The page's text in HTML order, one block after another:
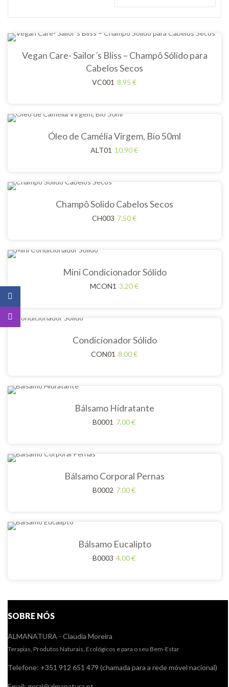
Vegan Care- Sailor´s Bliss – Champô Sólido para
Cabelos Secos
VC001 8.95 €
Óleo de Camélia Virgem, Bio 50ml
ALT01 10.90€
Champô Solido Cabelos Secos
CH003 7.50€
Mini Condicionador Sólido
MCON1 3.20€
Condicionador Sólido
CON01 8.00€
Bálsamo Hidratante
B0001 7.00€
Bálsamo Corporal Pernas
B0002 7.00€
Bálsamo Eucalipto
B0003 4.00€
SOBRE NÓS
ALMANATURA - Claudia Moreira
Terapias, Produtos Naturais, Ecológicos e para o seu Bem-Estar
Telefone: +351 912 651 479 (chamada para a rede móvel nacional)